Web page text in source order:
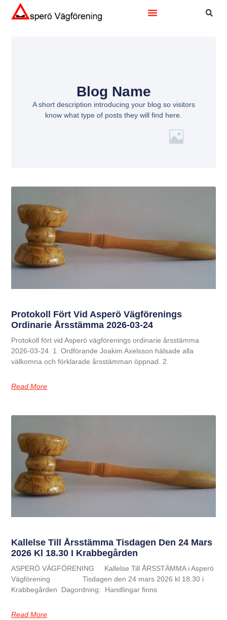
Blog Name
A short description introducing your blog so visitors
know what type of posts they will find here.
Protokoll Fört Vid Asperö Vägförenings
Ordinarie Årsstämma 2026-03-24
Protokoll fört vid Asperö vägförenings ordinarie årsstämma
2026-03-24. 1. Ordförande Joakim Axelsson hälsade alla
välkomna och förklarade årsstämman öppnad. 2.
Read More
Kallelse Till Årsstämma Tisdagen Den 24 Mars
2026 Kl 18.30 I Krabbegården
ASPERÖ VÄGFÖRENING Kallelse Till ÅRSSTÄMMA i Asperö
Vägförening Tisdagen den 24 mars 2026 kl 18.30 i
Krabbegården Dagordning: Handlingar finns
Read More